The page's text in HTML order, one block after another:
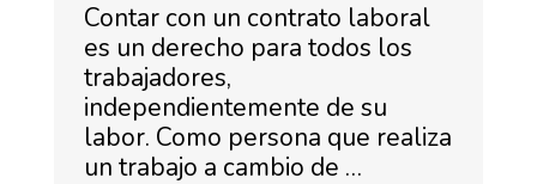
Contar con un contrato laboral
es un derecho para todos los
trabajadores,
independientemente de su
labor. Como persona que realiza
un trabajo a cambio de …